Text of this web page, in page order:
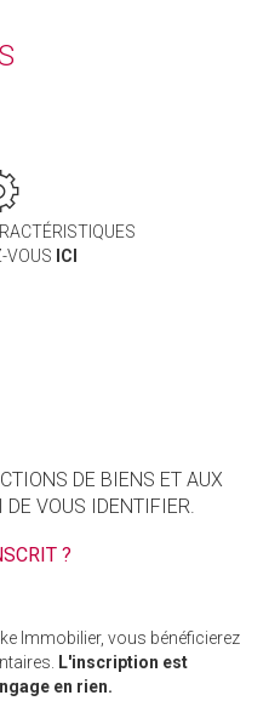
VOUS ICI
DE BIENS ET AUX
DE VOUS IDENTIFIER.
?
Immobilier, vous bénéficierez
L'inscription est
en rien.